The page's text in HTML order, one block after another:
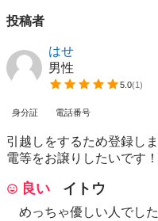
投稿者
はせ
男性
5.0(1)
身分証 電話番号
引越しをするため登録し
電等をお譲りしたいです
良い イトウ
めっちゃ優しい人でし